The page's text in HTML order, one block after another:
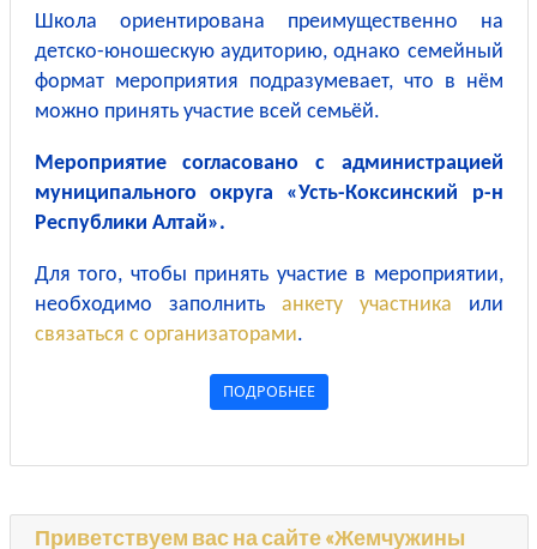
Школа ориентирована преимущественно на
детско-юношескую аудиторию, однако семейный
формат мероприятия подразумевает, что в нём
можно принять участие всей семьёй.
Мероприятие согласовано с администрацией
муниципального округа «Усть-Коксинский р-н
Республики Алтай».
Для того, чтобы принять участие в мероприятии,
необходимо заполнить анкету участника или
связаться с организаторами.
ПОДРОБНЕЕ
Приветствуем вас на сайте «Жемчужины